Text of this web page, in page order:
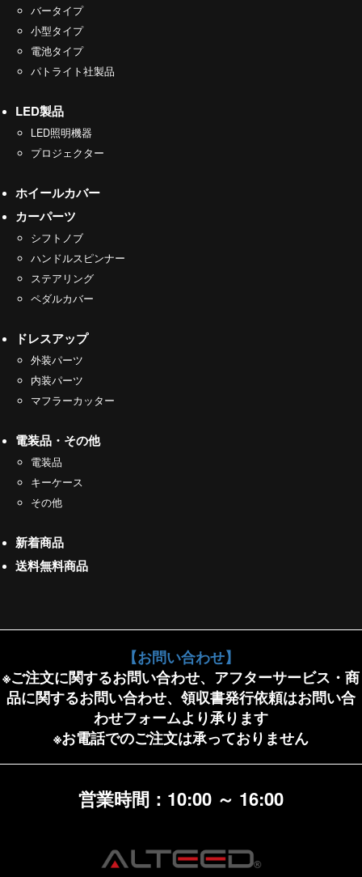
バータイプ
小型タイプ
電池タイプ
パトライト社製品
LED製品
LED照明機器
プロジェクター
ホイールカバー
カーパーツ
シフトノブ
ハンドルスピンナー
ステアリング
ペダルカバー
ドレスアップ
外装パーツ
内装パーツ
マフラーカッター
電装品・その他
電装品
キーケース
その他
新着商品
送料無料商品
【お問い合わせ】
※ご注文に関するお問い合わせ、アフターサービス・商
品に関するお問い合わせ、領収書発行依頼はお問い合
わせフォームより承ります
※お電話でのご注文は承っておりません
営業時間：10:00 ～ 16:00